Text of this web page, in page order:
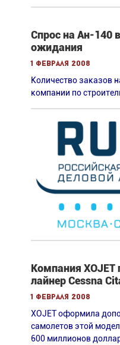
Спрос на Ан-140
ожидания
1 февраля 2008
Количество заказов
компании по
Компания
лайнер Cessna
1 февраля 2008
XOJET оформила
самолетов этой
600 миллионов